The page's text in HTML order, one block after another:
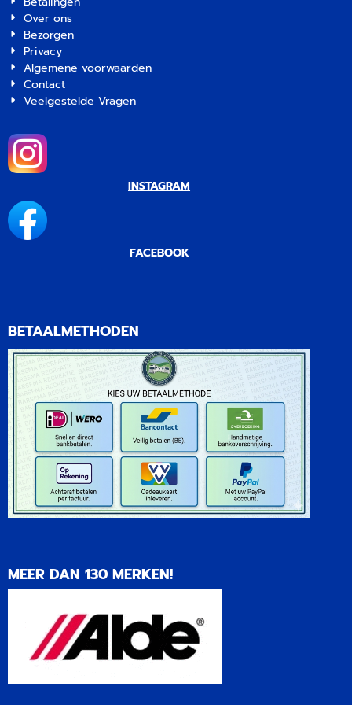
Over ons
Bezorgen
Privacy
Algemene voorwaarden
Contact
Veelgestelde Vragen
INSTAGRAM
FACEBOOK
BETAALMETHODEN
MEER DAN 130 MERKEN!